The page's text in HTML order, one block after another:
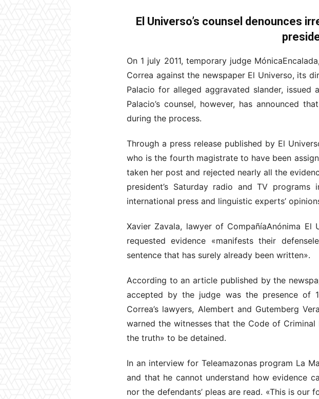
El Universo’s counsel denounces
On 1 july 2011, temporary judge
Correa against the newspaper El Universo, its
Palacio for alleged aggravated slander,
Palacio’s counsel, however, has announced
during the process.
Through a press release published by El
who is the fourth magistrate to have been
taken her post and rejected nearly all the
president’s Saturday radio and TV
international press and linguistic experts’
Xavier Zavala, lawyer of CompañíaAnónima
requested evidence «manifests their
sentence that has surely already been written».
According to an article published by the
accepted by the judge was the presence of
Correa’s lawyers, Alembert and Gutemberg
warned the witnesses that the Code of
the truth» to be detained.
In an interview for Teleamazonas program La
and that he cannot understand how evidence
nor the defendants’ pleas are read. «This is